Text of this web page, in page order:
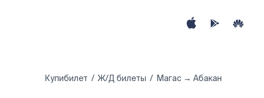
Купибилет Ж/Д билеты Магас → Абакан